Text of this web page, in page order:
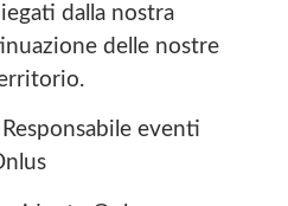
dalla nostra
delle nostre
eventi